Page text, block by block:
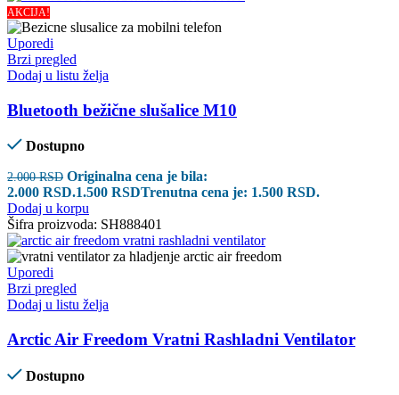
AKCIJA!
Uporedi
Brzi pregled
Dodaj u listu želja
Bluetooth bežične slušalice M10
Dostupno
2.000RSD Originalna cena je bila:
2.000 RSD.1.500 RSDTrenutna cena je: 1.500 RSD.
Dodaj u korpu
Šifra proizvoda: SH888401
Uporedi
Brzi pregled
Dodaj u listu želja
Arctic Air Freedom Vratni Rashladni Ventilator
Dostupno